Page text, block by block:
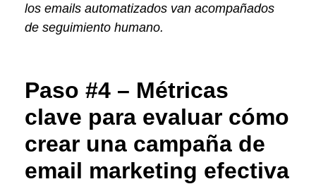
los emails automatizados van acompañados
de seguimiento humano.
Paso #4 – Métricas
clave para evaluar cómo
crear una campaña de
email marketing efectiva